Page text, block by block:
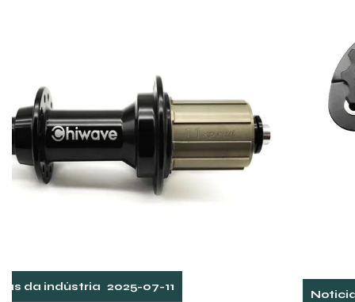
Notícias da indústria